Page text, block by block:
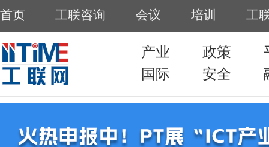
首页 工联咨询 会议 培训 工
产业 政策
国际
安全